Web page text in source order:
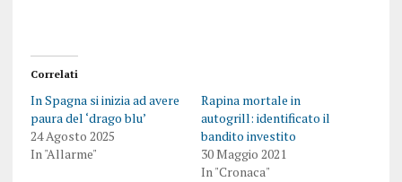
Correlati
In Spagna si inizia ad avere
paura del ‘drago blu’
24 Agosto 2025
In "Allarme"
Rapina mortale in
autogrill: identificato il
bandito investito
30 Maggio 2021
In "Cronaca"